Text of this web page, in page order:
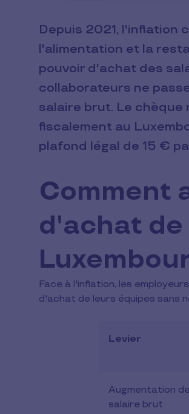
Depuis 2021, l'inflation
l'alimentation et la
pouvoir d'achat des
collaborateurs ne
salaire brut. Le
fiscalement au
plafond légal de 15 €
Comment
d'achat de
Face à l'inflation, les
d'achat de leurs équipes sans
Levier
Augmentation de
salaire brut